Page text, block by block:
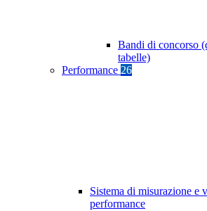
Bandi di concorso
tabelle)
Performance 26
Sistema di misurazione e
performance